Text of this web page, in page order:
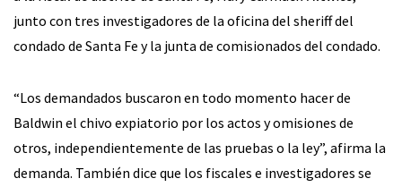
junto con tres investigadores de la oficina del sheriff del
condado de Santa Fe y la junta de comisionados del condado.
“Los demandados buscaron en todo momento hacer de
Baldwin el chivo expiatorio por los actos y omisiones de
otros, independientemente de las pruebas o la ley”, afirma la
demanda. También dice que los fiscales e investigadores se